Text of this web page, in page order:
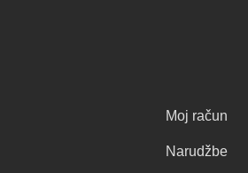
Moj račun
Narudžbe